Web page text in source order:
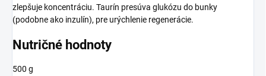
zlepšuje koncentráciu. Taurín presúva glukózu do bunky
(podobne ako inzulín), pre urýchlenie regenerácie.
Nutričné hodnoty
500 g